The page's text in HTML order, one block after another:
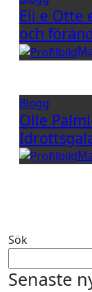
Eli e Otte
och
Blogg
Olle
Sök
Senaste